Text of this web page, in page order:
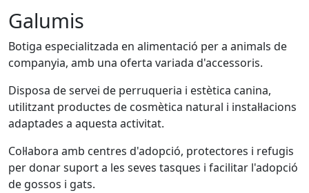
Galumis
Botiga especialitzada en alimentació per a animals de
companyia, amb una oferta variada d'accessoris.
Disposa de servei de perruqueria i estètica canina,
utilitzant productes de cosmètica natural i instal·lacions
adaptades a aquesta activitat.
Col·labora amb centres d'adopció, protectores i refugis
per donar suport a les seves tasques i facilitar l'adopció
de gossos i gats.